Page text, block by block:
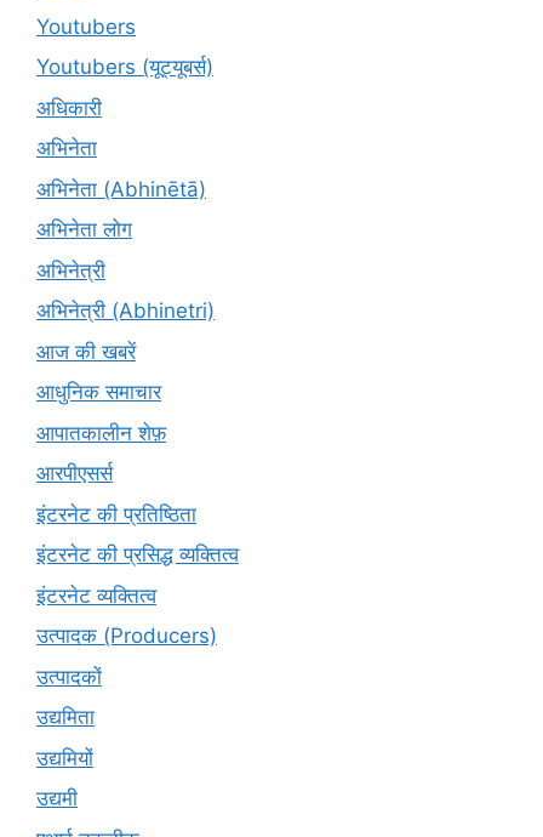
Youtubers
Youtubers (यूट्यूबर्स)
अधिकारी
अभिनेता
अभिनेता (Abhinētā)
अभिनेता लोग
अभिनेत्री
अभिनेत्री (Abhinetri)
आज की खबरें
आधुनिक समाचार
आपातकालीन शेफ़
आरपीएसर्स
इंटरनेट की प्रतिष्ठिता
इंटरनेट की प्रसिद्ध व्यक्तित्व
इंटरनेट व्यक्तित्व
उत्पादक (Producers)
उत्पादकों
उद्यमिता
उद्यमियों
उद्यमी